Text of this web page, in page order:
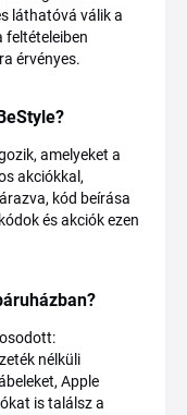
láthatóvá válik a
feltételeiben
érvényes.
amelyeket a
akciókkal,
kód beírása
és akciók ezen
nélküli
Apple
is találsz a